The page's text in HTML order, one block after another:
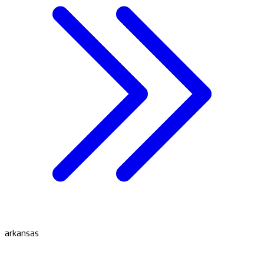
arkansas